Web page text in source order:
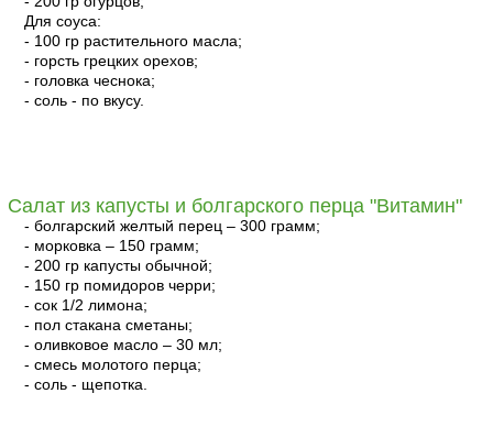
Для соуса:
- 100 гр растительного масла;
- горсть грецких орехов;
- головка чеснока;
- соль - по вкусу.
Салат из капусты и болгарского перца "Витамин"
- болгарский желтый перец – 300 грамм;
- морковка – 150 грамм;
- 200 гр капусты обычной;
- 150 гр помидоров черри;
- сок 1/2 лимона;
- пол стакана сметаны;
- оливковое масло – 30 мл;
- смесь молотого перца;
- соль - щепотка.